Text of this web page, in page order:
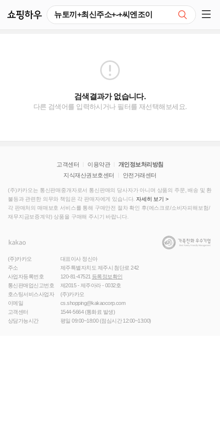
검색결과가 없습니다.
다른 검색어를 입력하시거나 필터를 재선택해보세요.
고객센터 이용약관
개인정보처리방침
지식재산권보호센터
안전거래센터
(주)카카오는 통신판매중개자로서 통신판매의 당사자가 아니며 상품의 주문, 배송 및 환
불등과 관련한 의무와 책임은 각 판매자에게 있습니다. 자세히 보기 >
각 판매처의 매매보호 서비스를 통해 구매안전 절차 확인 후(에스크로/소비자피해보험/
재무지금보증계약) 상품을 구매해 주시기 바랍니다.
(주)카카오
대표이사 정신아
주소
제주특별자치도 제주시 첨단로 242
사업자등록번호
120-81-47521 등록정보확인
통신판매업신고번호
제2015 - 제주아라 - 0032호
호스팅서비스사업자
(주)카카오
이메일
cs.shopping@kakaocorp.com
고객센터
1544-5664(통화료 발생)
상담가능시간
평일 09:00~18:00 (점심시간 12:00~13:00)